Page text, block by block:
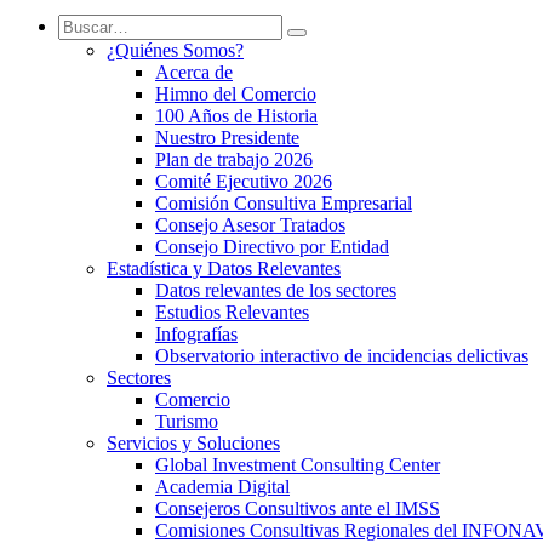
¿Quiénes Somos?
Acerca de
Himno del Comercio
100 Años de Historia
Nuestro Presidente
Plan de trabajo 2026
Comité Ejecutivo 2026
Comisión Consultiva Empresarial
Consejo Asesor Tratados
Consejo Directivo por Entidad
Estadística y Datos Relevantes
Datos relevantes de los sectores
Estudios Relevantes
Infografías
Observatorio interactivo de incidencias delictivas
Sectores
Comercio
Turismo
Servicios y Soluciones
Global Investment Consulting Center
Academia Digital
Consejeros Consultivos ante el IMSS
Comisiones Consultivas Regionales del